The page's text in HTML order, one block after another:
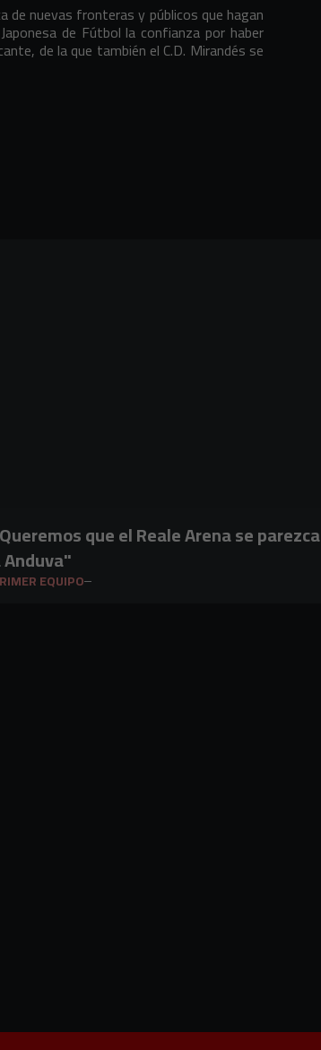
de nuevas fronteras y públicos que hagan
de Fútbol la confianza por haber
de la que también el C.D. Mirandés se
que el Reale Arena se parezca
Anduva"
EQUIPO